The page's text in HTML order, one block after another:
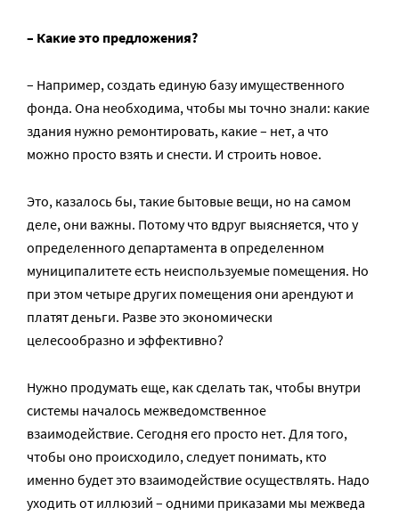
– Какие это предложения?
– Например, создать единую базу имущественного
фонда. Она необходима, чтобы мы точно знали: какие
здания нужно ремонтировать, какие – нет, а что
можно просто взять и снести. И строить новое.
Это, казалось бы, такие бытовые вещи, но на самом
деле, они важны. Потому что вдруг выясняется, что у
определенного департамента в определенном
муниципалитете есть неиспользуемые помещения. Но
при этом четыре других помещения они арендуют и
платят деньги. Разве это экономически
целесообразно и эффективно?
Нужно продумать еще, как сделать так, чтобы внутри
системы началось межведомственное
взаимодействие. Сегодня его просто нет. Для того,
чтобы оно происходило, следует понимать, кто
именно будет это взаимодействие осуществлять. Надо
уходить от иллюзий – одними приказами мы межведа